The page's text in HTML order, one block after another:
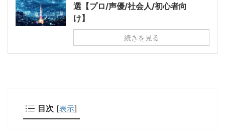
選【プロ/声優/社会人/初心者向
け】
続きを見る
目次 [表示]